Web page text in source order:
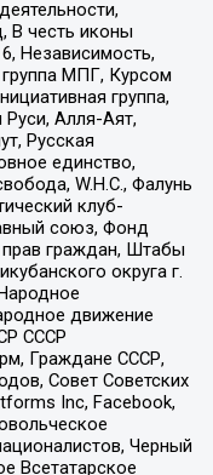
В честь иконы
Независимость,
МПГ, Курсом
группа,
Алля-Аят,
Русская
единство,
W.H.С., Фалунь
клуб-
союз, Фонд
граждан, Штабы
округа г.
движение
СССР
Граждане СССР,
Совет Советских
Inc, Facebook,
Черный
Всетатарское